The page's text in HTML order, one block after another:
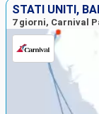
STATI UNITI,
7 giorni, Carnival